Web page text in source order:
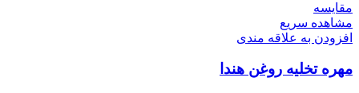
مقایسه
مشاهده سریع
افزودن به علاقه مندی
مهره تخلیه روغن هندا